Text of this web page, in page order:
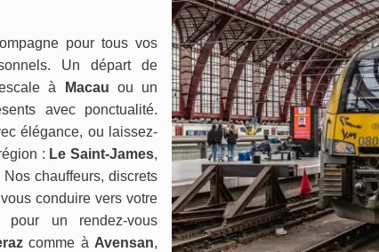
pour tous vos
Un départ de
à Macau ou un
avec ponctualité.
élégance, ou laissez-
: Le Saint-James,
Nos chauffeurs, discrets
conduire vers votre
un rendez-vous
comme à Avensan,